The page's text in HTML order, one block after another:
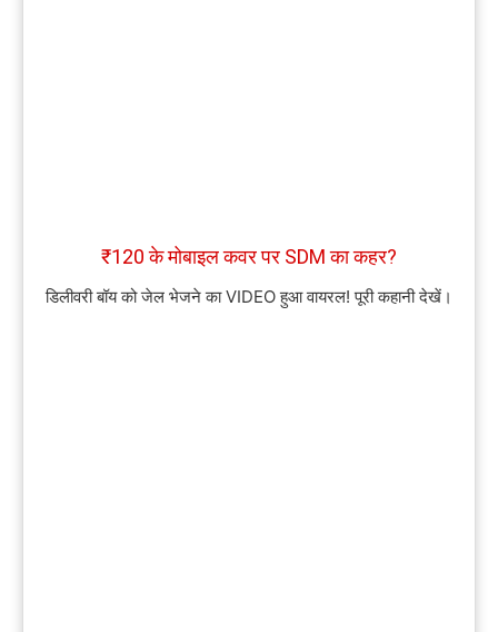
₹120 के मोबाइल कवर पर SDM का कहर?
डिलीवरी बॉय को जेल भेजने का VIDEO हुआ वायरल! पूरी कहानी देखें।